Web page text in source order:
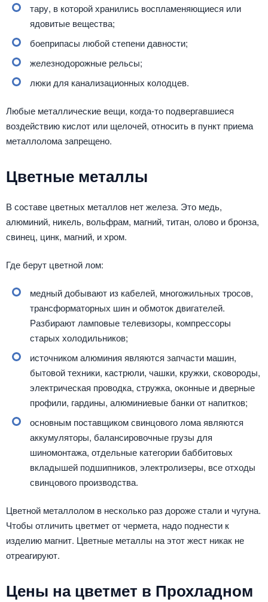
тару, в которой хранились воспламеняющиеся или
ядовитые вещества;
боеприпасы любой степени давности;
железнодорожные рельсы;
люки для канализационных колодцев.
Любые металлические вещи, когда-то подвергавшиеся
воздействию кислот или щелочей, относить в пункт приема
металлолома запрещено.
Цветные металлы
В составе цветных металлов нет железа. Это медь,
алюминий, никель, вольфрам, магний, титан, олово и бронза,
свинец, цинк, магний, и хром.
Где берут цветной лом:
медный добывают из кабелей, многожильных тросов,
трансформаторных шин и обмоток двигателей.
Разбирают ламповые телевизоры, компрессоры
старых холодильников;
источником алюминия являются запчасти машин,
бытовой техники, кастрюли, чашки, кружки, сковороды,
электрическая проводка, стружка, оконные и дверные
профили, гардины, алюминиевые банки от напитков;
основным поставщиком свинцового лома являются
аккумуляторы, балансировочные грузы для
шиномонтажа, отдельные категории баббитовых
вкладышей подшипников, электролизеры, все отходы
свинцового производства.
Цветной металлолом в несколько раз дороже стали и чугуна.
Чтобы отличить цветмет от чермета, надо поднести к
изделию магнит. Цветные металлы на этот жест никак не
отреагируют.
Цены на цветмет в Прохладном